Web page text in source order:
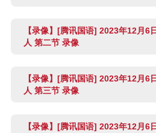
【录像】[腾讯国语] 2023年12月6
人 第二节 录像
【录像】[腾讯国语] 2023年12月6
人 第三节 录像
【录像】[腾讯国语] 2023年12月6